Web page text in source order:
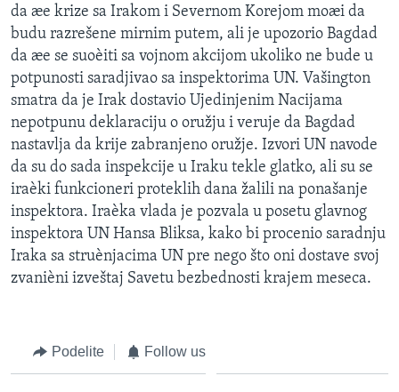
da æe krize sa Irakom i Severnom Korejom moæi da
budu razrešene mirnim putem, ali je upozorio Bagdad
da æe se suoèiti sa vojnom akcijom ukoliko ne bude u
potpunosti saradjivao sa inspektorima UN. Vašington
smatra da je Irak dostavio Ujedinjenim Nacijama
nepotpunu deklaraciju o oružju i veruje da Bagdad
nastavlja da krije zabranjeno oružje. Izvori UN navode
da su do sada inspekcije u Iraku tekle glatko, ali su se
iraèki funkcioneri proteklih dana žalili na ponašanje
inspektora. Iraèka vlada je pozvala u posetu glavnog
inspektora UN Hansa Bliksa, kako bi procenio saradnju
Iraka sa struènjacima UN pre nego što oni dostave svoj
zvanièni izveštaj Savetu bezbednosti krajem meseca.
Podelite Follow us